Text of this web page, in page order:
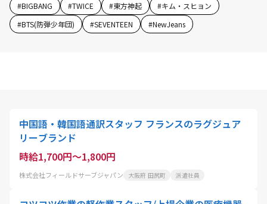
#BIGBANG #TWICE #東方神起 #キム・スヒョン
#BTS(防弾少年団) #SEVENTEEN #NewJeans
中国語・韓国語通訳スタッフ フランスのラグジュア
リーブランド
時給1,700円～1,800円
株式会社フィールドサーブジャパン 大阪府 田尻町 派遣社員